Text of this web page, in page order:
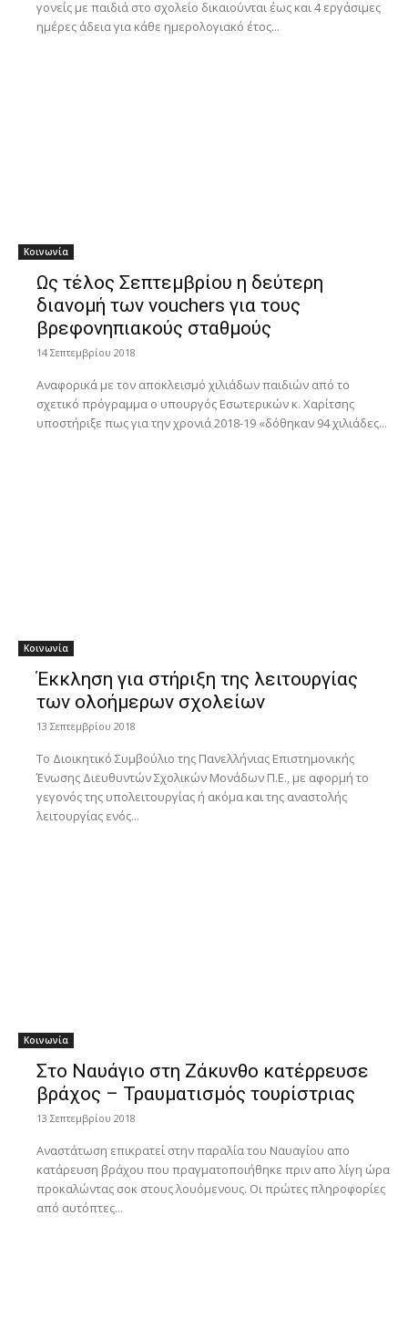
γονείς με παιδιά στο σχολείο δικαιούνται έως και 4 εργάσιμες
ημέρες άδεια για κάθε ημερολογιακό έτος...
Κοινωνία
Ως τέλος Σεπτεμβρίου η δεύτερη
διανομή των vouchers για τους
βρεφονηπιακούς σταθμούς
14 Σεπτεμβρίου 2018
Αναφορικά με τον αποκλεισμό χιλιάδων παιδιών από το
σχετικό πρόγραμμα ο υπουργός Εσωτερικών κ. Χαρίτσης
υποστήριξε πως για την χρονιά 2018-19 «δόθηκαν 94 χιλιάδες...
Κοινωνία
Έκκληση για στήριξη της λειτουργίας
των ολοήμερων σχολείων
13 Σεπτεμβρίου 2018
Το Διοικητικό Συμβούλιο της Πανελλήνιας Επιστημονικής
Ένωσης Διευθυντών Σχολικών Μονάδων Π.Ε., με αφορμή το
γεγονός της υπολειτουργίας ή ακόμα και της αναστολής
λειτουργίας ενός...
Κοινωνία
Στο Ναυάγιο στη Ζάκυνθο κατέρρευσε
βράχος – Τραυματισμός τουρίστριας
13 Σεπτεμβρίου 2018
Αναστάτωση επικρατεί στην παραλία του Ναυαγίου απο
κατάρευση βράχου που πραγματοποιήθηκε πριν απο λίγη ώρα
προκαλώντας σοκ στους λουόμενους. Οι πρώτες πληροφορίες
από αυτόπτες...